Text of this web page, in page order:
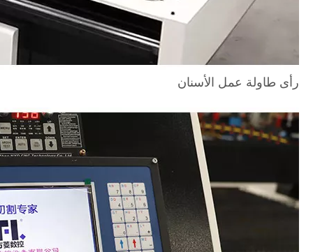
رأى طاولة عمل الأسنان